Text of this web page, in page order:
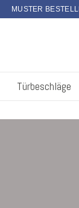
MUSTER
Türbeschläge